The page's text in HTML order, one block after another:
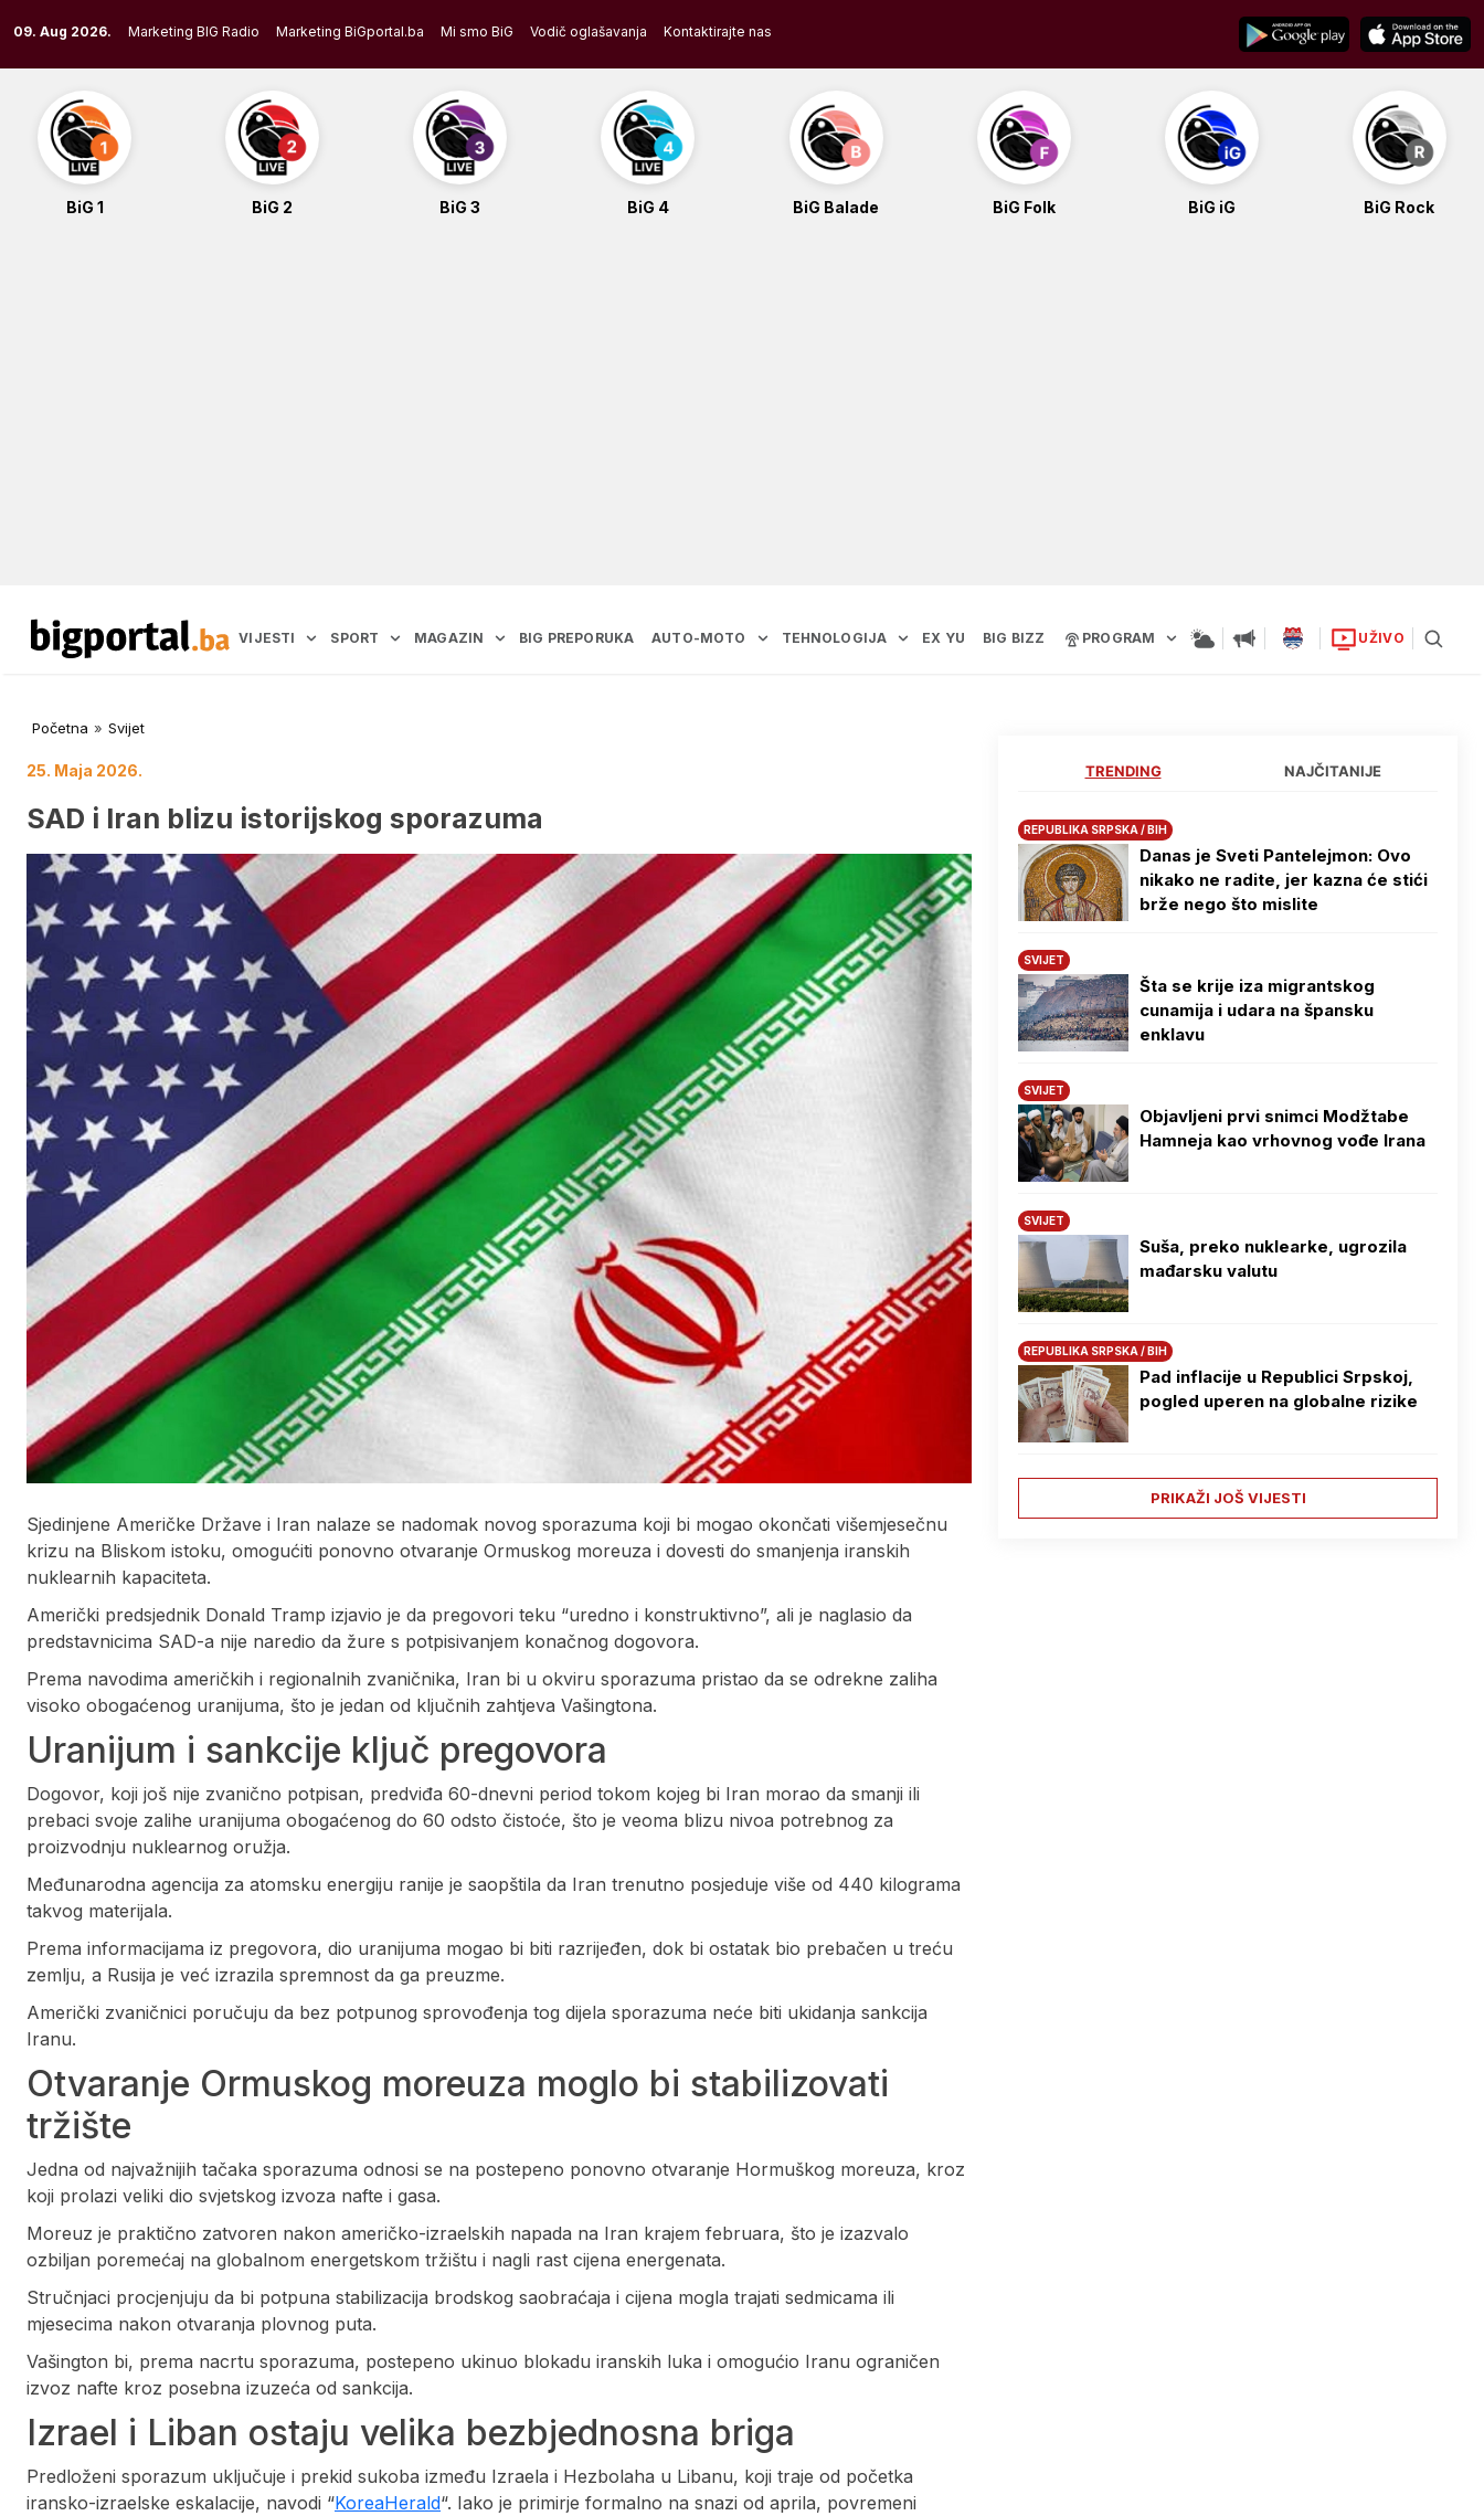
to
content
09. Aug 2026. Marketing BIG Radio Marketing BiGportal.ba Mi smo BiG Vodič oglašavanja Kontaktirajte nas
BiG 1 BiG 2 BiG 3 BiG 4 BiG Balade BiG Folk BiG iG BiG Rock
VIJESTI SPORT MAGAZIN BIG PREPORUKA AUTO-MOTO TEHNOLOGIJA EX YU BIG BIZZ PROGRAM UŽIVO
Početna » Svijet
25. Maja 2026.
SAD i Iran blizu istorijskog sporazuma
Sjedinjene Američke Države i Iran nalaze se nadomak novog sporazuma koji bi mogao okončati višemjesečnu
krizu na Bliskom istoku, omogućiti ponovno otvaranje Ormuskog moreuza i dovesti do smanjenja iranskih
nuklearnih kapaciteta.
Američki predsjednik Donald Tramp izjavio je da pregovori teku “uredno i konstruktivno”, ali je naglasio da
predstavnicima SAD-a nije naredio da žure s potpisivanjem konačnog dogovora.
Prema navodima američkih i regionalnih zvaničnika, Iran bi u okviru sporazuma pristao da se odrekne zaliha
visoko obogaćenog uranijuma, što je jedan od ključnih zahtjeva Vašingtona.
Uranijum i sankcije ključ pregovora
Dogovor, koji još nije zvanično potpisan, predviđa 60-dnevni period tokom kojeg bi Iran morao da smanji ili
prebaci svoje zalihe uranijuma obogaćenog do 60 odsto čistoće, što je veoma blizu nivoa potrebnog za
proizvodnju nuklearnog oružja.
Međunarodna agencija za atomsku energiju ranije je saopštila da Iran trenutno posjeduje više od 440 kilograma
takvog materijala.
Prema informacijama iz pregovora, dio uranijuma mogao bi biti razrijeđen, dok bi ostatak bio prebačen u treću
zemlju, a Rusija je već izrazila spremnost da ga preuzme.
Američki zvaničnici poručuju da bez potpunog sprovođenja tog dijela sporazuma neće biti ukidanja sankcija
Iranu.
Otvaranje Ormuskog moreuza moglo bi stabilizovati
tržište
Jedna od najvažnijih tačaka sporazuma odnosi se na postepeno ponovno otvaranje Hormuškog moreuza, kroz
koji prolazi veliki dio svjetskog izvoza nafte i gasa.
Moreuz je praktično zatvoren nakon američko-izraelskih napada na Iran krajem februara, što je izazvalo
ozbiljan poremećaj na globalnom energetskom tržištu i nagli rast cijena energenata.
Stručnjaci procjenjuju da bi potpuna stabilizacija brodskog saobraćaja i cijena mogla trajati sedmicama ili
mjesecima nakon otvaranja plovnog puta.
Vašington bi, prema nacrtu sporazuma, postepeno ukinuo blokadu iranskih luka i omogućio Iranu ograničen
izvoz nafte kroz posebna izuzeća od sankcija.
Izrael i Liban ostaju velika bezbjednosna briga
Predloženi sporazum uključuje i prekid sukoba između Izraela i Hezbolaha u Libanu, koji traje od početka
iransko-izraelske eskalacije, navodi “KoreaHerald“. Iako je primirje formalno na snazi od aprila, povremeni
TRENDING NAJČITANIJE
REPUBLIKA SRPSKA / BIH
Danas je Sveti Pantelejmon: Ovo
nikako ne radite, jer kazna će stići
brže nego što mislite
SVIJET
Šta se krije iza migrantskog
cunamija i udara na špansku
enklavu
SVIJET
Objavljeni prvi snimci Modžtabe
Hamneja kao vrhovnog vođe Irana
SVIJET
Suša, preko nuklearke, ugrozila
mađarsku valutu
REPUBLIKA SRPSKA / BIH
Pad inflacije u Republici Srpskoj,
pogled uperen na globalne rizike
PRIKAŽI JOŠ VIJESTI